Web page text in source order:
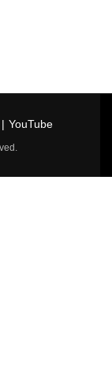
YouTube